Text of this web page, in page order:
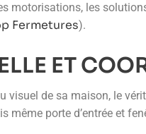
motorisations, les
Fermetures).
ET
visuel de sa maison, le
même porte d’entrée et